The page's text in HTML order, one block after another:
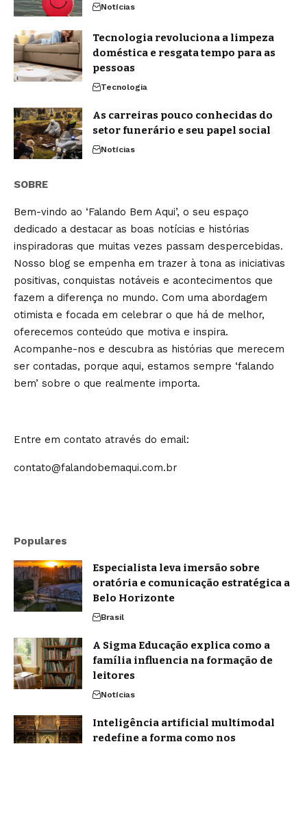
Notícias
Tecnologia revoluciona a limpeza
doméstica e resgata tempo para as
pessoas
Tecnologia
As carreiras pouco conhecidas do
setor funerário e seu papel social
Notícias
SOBRE
Bem-vindo ao ‘Falando Bem Aqui’, o seu espaço
dedicado a destacar as boas notícias e histórias
inspiradoras que muitas vezes passam despercebidas.
Nosso blog se empenha em trazer à tona as iniciativas
positivas, conquistas notáveis e acontecimentos que
fazem a diferença no mundo. Com uma abordagem
otimista e focada em celebrar o que há de melhor,
oferecemos conteúdo que motiva e inspira.
Acompanhe-nos e descubra as histórias que merecem
ser contadas, porque aqui, estamos sempre ‘falando
bem’ sobre o que realmente importa.
Entre em contato através do email:
contato@falandobemaqui.com.br
Populares
Especialista leva imersão sobre
oratória e comunicação estratégica a
Belo Horizonte
Brasil
A Sigma Educação explica como a
família influencia na formação de
leitores
Notícias
Inteligência artificial multimodal
redefine a forma como nos